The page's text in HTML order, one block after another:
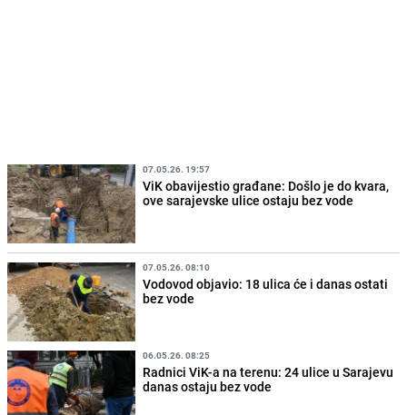
07.05.26. 19:57
ViK obavijestio građane: Došlo je do kvara,
ove sarajevske ulice ostaju bez vode
07.05.26. 08:10
Vodovod objavio: 18 ulica će i danas ostati
bez vode
06.05.26. 08:25
Radnici ViK-a na terenu: 24 ulice u Sarajevu
danas ostaju bez vode